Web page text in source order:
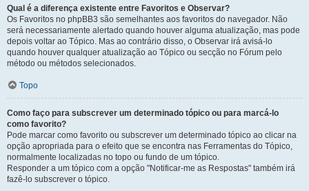
Qual é a diferença existente entre Favoritos e Observar?
Os Favoritos no phpBB3 são semelhantes aos favoritos do navegador. Não
será necessariamente alertado quando houver alguma atualização, mas pode
depois voltar ao Tópico. Mas ao contrário disso, o Observar irá avisá-lo
quando houver qualquer atualização ao Tópico ou secção no Fórum pelo
método ou métodos selecionados.
Topo
Como faço para subscrever um determinado tópico ou para marcá-lo
como favorito?
Pode marcar como favorito ou subscrever um determinado tópico ao clicar na
opção apropriada para o efeito que se encontra nas Ferramentas do Tópico,
normalmente localizadas no topo ou fundo de um tópico.
Responder a um tópico com a opção "Notificar-me as Respostas" também irá
fazê-lo subscrever o tópico.